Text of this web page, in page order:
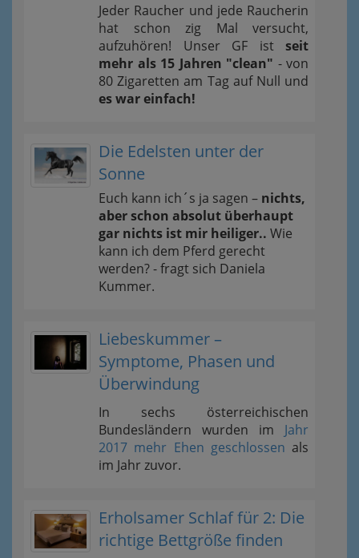
Jeder Raucher und jede Raucherin
hat schon zig Mal versucht,
aufzuhören! Unser GF ist seit
mehr als 15 Jahren "clean" - von
80 Zigaretten am Tag auf Null und
es war einfach!
Die Edelsten unter der
Sonne
Euch kann ich´s ja sagen – nichts,
aber schon absolut überhaupt
gar nichts ist mir heiliger.. Wie
kann ich dem Pferd gerecht
werden? - fragt sich Daniela
Kummer.
Liebeskummer –
Symptome, Phasen und
Überwindung
In sechs österreichischen
Bundesländern wurden im Jahr
2017 mehr Ehen geschlossen als
im Jahr zuvor.
Erholsamer Schlaf für 2: Die
richtige Bettgröße finden